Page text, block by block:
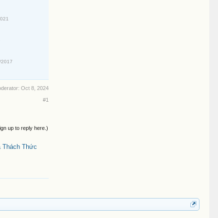
Oct 8, 2024
#1
up to reply here.)
Thách Thức